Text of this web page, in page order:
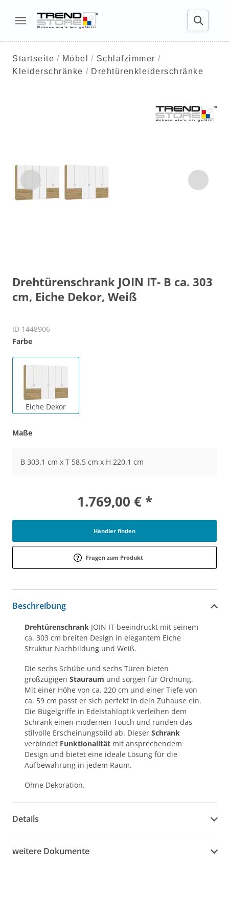
Startseite Möbel
Schlafzimmer
Kleiderschränke
Drehtürenkleiderschränke
Drehtürenschrank JOIN IT- B ca. 303
cm, Eiche Dekor, Weiß
ID 1448906
Farbe
Eiche Dekor
Maße
B 303.1 cm x T 58.5 cm x H 220.1 cm
1.769,00 € *
Händler finden
Fragen zum Produkt
Beschreibung
Drehtürenschrank JOIN IT beeindruckt mit seinem
ca. 303 cm breiten Design in elegantem Eiche
Struktur Nachbildung und Weiß.
Die sechs Schübe und sechs Türen bieten
großzügigen Stauraum und sorgen für Ordnung.
Mit einer Höhe von ca. 220 cm und einer Tiefe von
ca. 59 cm passt er sich perfekt in dein Zuhause ein.
Die Bügelgriffe in Edelstahloptik verleihen dem
Schrank einen modernen Touch und runden das
stilvolle Erscheinungsbild ab. Dieser Schrank
verbindet Funktionalität mit ansprechendem
Design und bietet eine ideale Lösung für die
Aufbewahrung in jedem Raum.
Ohne Dekoration.
Details
weitere Dokumente